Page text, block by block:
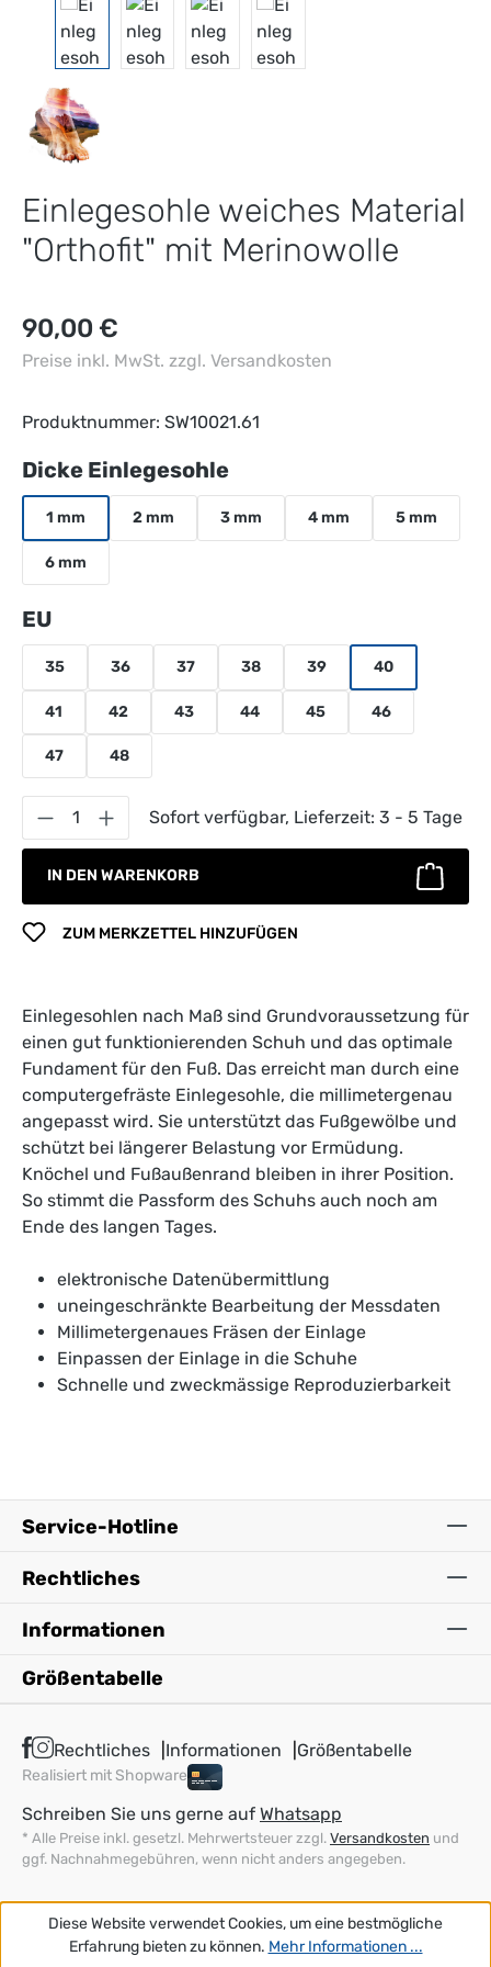
Einlegesohle weiches Material
"Orthofit" mit Merinowolle
Regulärer Preis:
90,00 €
Preise inkl. MwSt. zzgl. Versandkosten
Produktnummer: SW10021.61
Dicke Einlegesohleauswählen
1 mm 2 mm 3 mm 4 mm 5 mm
6 mm
EU
35 36 37 38 39 40
41 42 43 44 45 46
47 48
Produkt Anzahl: Gib den gewünschten
Sofort verfügbar, Lieferzeit: 3 - 5 Tage
IN DEN WARENKORB
ZUM MERKZETTEL HINZUFÜGEN
Einlegesohlen nach Maß sind Grundvoraussetzung für
einen gut funktionierenden Schuh und das optimale
Fundament für den Fuß. Das erreicht man durch eine
computergefräste Einlegesohle, die millimetergenau
angepasst wird. Sie unterstützt das Fußgewölbe und
schützt bei längerer Belastung vor Ermüdung.
Knöchel und Fußaußenrand bleiben in ihrer Position.
So stimmt die Passform des Schuhs auch noch am
Ende des langen Tages.
elektronische Datenübermittlung
uneingeschränkte Bearbeitung der Messdaten
Millimetergenaues Fräsen der Einlage
Einpassen der Einlage in die Schuhe
Schnelle und zweckmässige Reproduzierbarkeit
Service-Hotline
Rechtliches
Informationen
Größentabelle
Rechtliches Informationen Größentabelle
Realisiert mit Shopware
Schreiben Sie uns gerne auf Whatsapp
* Alle Preise inkl. gesetzl. Mehrwertsteuer zzgl. Versandkosten und
ggf. Nachnahmegebühren, wenn nicht anders angegeben.
Diese Website verwendet Cookies, um eine bestmögliche
Erfahrung bieten zu können. Mehr Informationen ...